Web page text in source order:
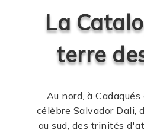
La
terre
Au nord, à
célèbre Salvador Dali,
au sud, des trinités